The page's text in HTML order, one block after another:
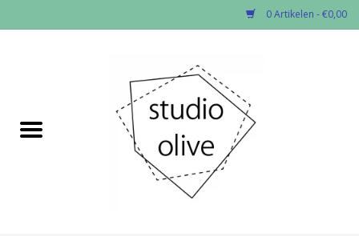
0 Artikelen - €0,00
✂︎Nieuw